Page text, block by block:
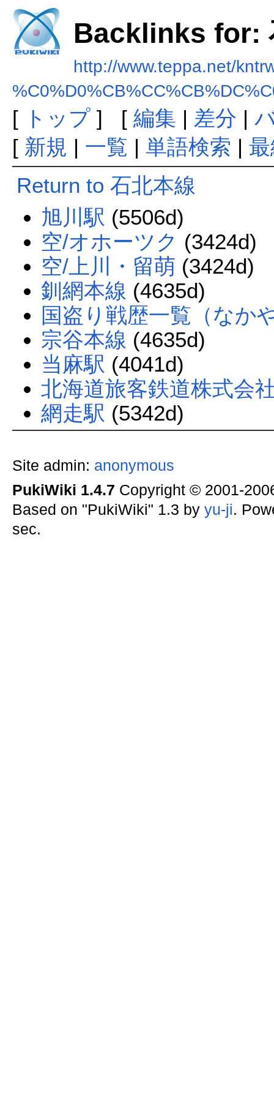
Backlinks for:
http://www.teppa.net/
[ トップ] [ 編集 | 差分 |
[ 新規 | 一覧 | 単語検索 |
Return to 石北本線
旭川駅 (5506d)
空/オホーツク (3424d)
空/上川・留萌 (3424d)
釧網本線 (4635d)
国盗り戦歴一覧（なか
宗谷本線 (4635d)
当麻駅 (4041d)
北海道旅客鉄道株式会
網走駅 (5342d)
Site admin: anonymous
PukiWiki 1.4.7 Copyright © 2001-
Based on "PukiWiki" 1.3 by yu-ji.
sec.